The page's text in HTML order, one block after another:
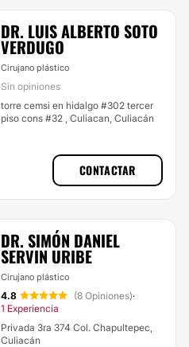
DR. LUIS ALBERTO SOTO
VERDUGO
Cirujano plástico
Sin opiniones
torre cemsi en hidalgo #302 tercer
piso cons #32 , Culiacan, Culiacán
CONTACTAR
DR. SIMÓN DANIEL
SERVIN URIBE
Cirujano plástico
4.8 (8 Opiniones)·
1 Experiencia
Privada 3ra 374 Col. Chapultepec,
Culiacán